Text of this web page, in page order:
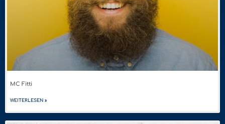
MC Fitti
WEITERLESEN »